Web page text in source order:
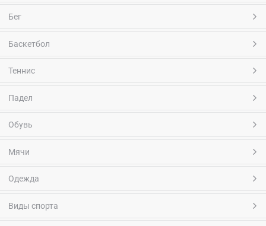
Бег
Баскетбол
Теннис
Падел
Обувь
Мячи
Одежда
Виды спорта